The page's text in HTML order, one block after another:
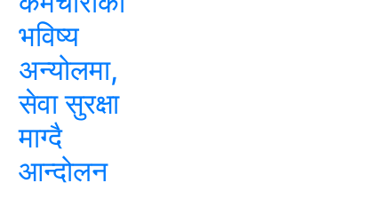
भविष्य
अन्योलमा,
सेवा सुरक्षा
माग्दै
आन्दोलन